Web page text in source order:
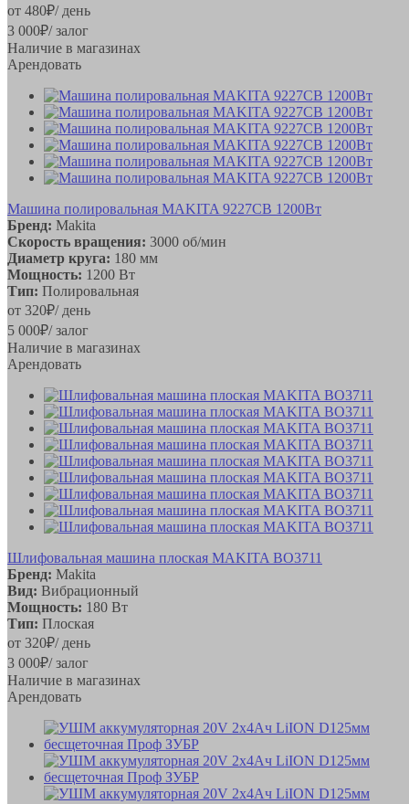
от 480₽/ день
3 000₽/ залог
Наличие в магазинах
Арендовать
Машина полировальная MAKITA 9227CB 1200Вт
Бренд: Makita
Скорость вращения: 3000 об/мин
Диаметр круга: 180 мм
Мощность: 1200 Вт
Тип: Полировальная
от 320₽/ день
5 000₽/ залог
Наличие в магазинах
Арендовать
Шлифовальная машина плоская MAKITA BO3711
Бренд: Makita
Вид: Вибрационный
Мощность: 180 Вт
Тип: Плоская
от 320₽/ день
3 000₽/ залог
Наличие в магазинах
Арендовать